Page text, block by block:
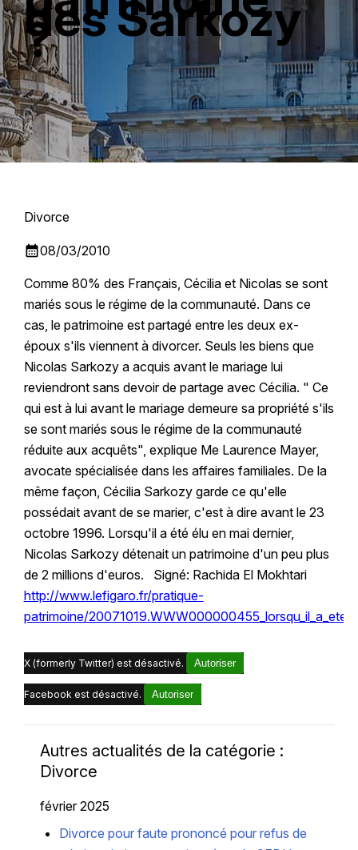
des Sarkozy
?
Divorce
calendar_month08/03/2010
Comme 80% des Français, Cécilia et Nicolas se sont
mariés sous le régime de la communauté. Dans ce
cas, le patrimoine est partagé entre les deux ex-
époux s'ils viennent à divorcer. Seuls les biens que
Nicolas Sarkozy a acquis avant le mariage lui
reviendront sans devoir de partage avec Cécilia. " Ce
qui est à lui avant le mariage demeure sa propriété s'ils
se sont mariés sous le régime de la communauté
réduite aux acquêts", explique Me Laurence Mayer,
avocate spécialisée dans les affaires familiales. De la
même façon, Cécilia Sarkozy garde ce qu'elle
possédait avant de se marier, c'est à dire avant le 23
octobre 1996. Lorsqu'il a été élu en mai dernier,
Nicolas Sarkozy détenait un patrimoine d'un peu plus
de 2 millions d'euros. Signé: Rachida El Mokhtari
http://www.lefigaro.fr/pratique-
patrimoine/
X (formerly Twitter) est désactivé. Autoriser
Facebook est désactivé. Autoriser
Autres actualités de la catégorie :
Divorce
février 2025
Divorce pour faute prononcé pour refus de